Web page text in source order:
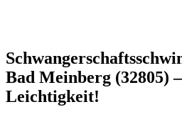
Bad Meinberg (32805)
Leichtigkeit!